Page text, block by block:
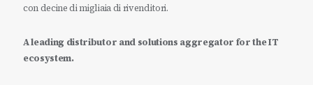
con decine di migliaia di rivenditori.
A leading distributor and solutions aggregator for the IT
ecosystem.